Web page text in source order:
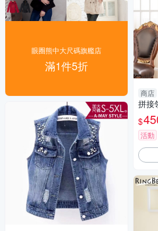
眼圈熊中大尺碼旗艦店
滿1件5折
商店
拼接
針
7眼
$
活動